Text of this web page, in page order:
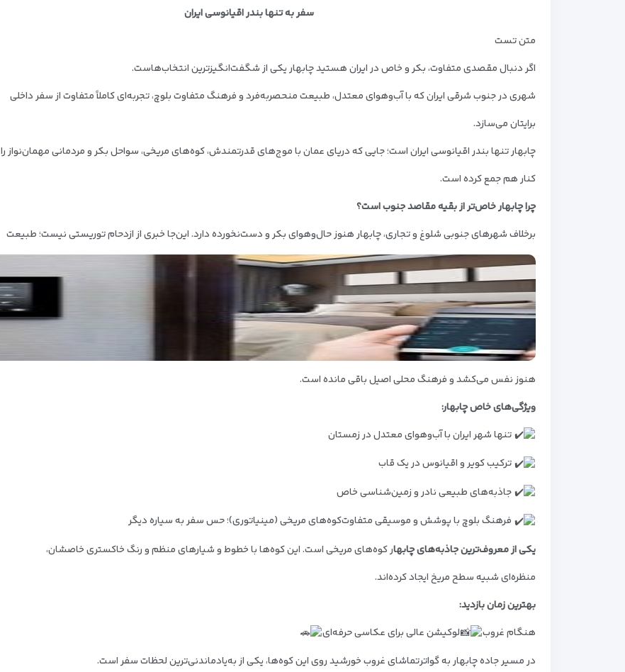
سفر به تنها بندر اقیانوسی ایران
متن تست
اگر دنبال مقصدی متفاوت، بکر و خاص در ایران هستید چابهار یکی از شگفت‌انگیزترین انتخاب‌هاست.
شهری در جنوب شرقی ایران که با آب‌وهوای معتدل، طبیعت منحصر‌به‌فرد و فرهنگ متفاوت بلوچ، تجربه‌ای کاملاً متفاوت از سفر داخلی
برایتان می‌سازد.
چابهار تنها بندر اقیانوسی ایران است؛ جایی که دریای عمان با موج‌های قدرتمندش، کوه‌های مریخی، سواحل بکر و مردمانی مهمان‌نواز را
کنار هم جمع کرده است.
چرا چابهار خاص‌تر از بقیه مقاصد جنوب است؟
برخلاف شهرهای جنوبی شلوغ و تجاری، چابهار هنوز حال‌وهوای بکر و دست‌نخورده دارد. اینجا خبری از ازدحام توریستی نیست؛ طبیعت
هنوز نفس می‌کشد و فرهنگ محلی اصیل باقی مانده است.
ویژگی‌های خاص چابهار:
تنها شهر ایران با آب‌وهوای معتدل در زمستان
ترکیب کویر و اقیانوس در یک قاب
جاذبه‌های طبیعی نادر و زمین‌شناسی خاص
فرهنگ بلوچ با پوشش و موسیقی متفاوتکوه‌های مریخی (مینیاتوری)؛ حس سفر به سیاره دیگر
یکی از معروف‌ترین جاذبه‌های چابهار کوه‌های مریخی است. این کوه‌ها با خطوط و شیارهای منظم و رنگ خاکستری خاصشان،
منظره‌ایشبیه سطح مریخ ایجاد کرده‌اند.
بهترین زمان بازدید:
هنگام غروب
لوکیشن عالی برای عکاسی حرفه‌ای
در مسیر جاده چابهار به گواترتماشای غروب خورشید روی این کوه‌ها، یکی از به‌یادماندنی‌ترین لحظات سفر است.